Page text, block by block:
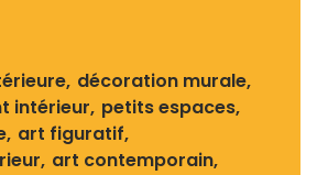
décoration murale
intérieur petits espaces
art figuratif
art contemporain